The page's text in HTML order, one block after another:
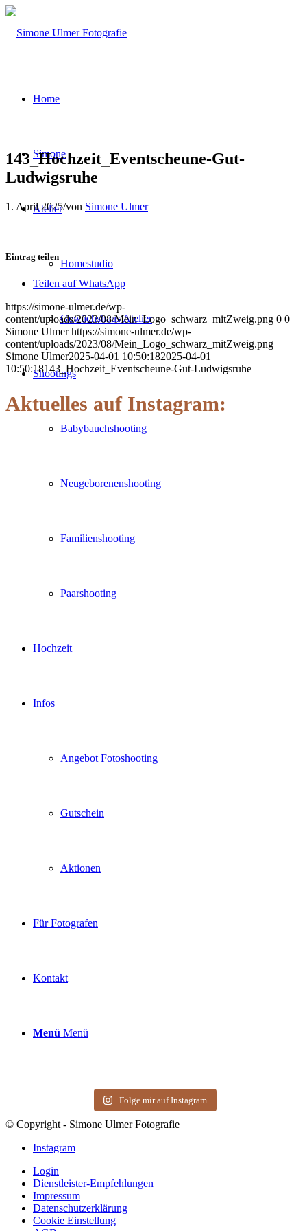
Home
Simone
Atelier
Homestudio
Gewächshaus Atelier
Shootings
Babybauchshooting
Neugeborenenshooting
Familienshooting
Paarshooting
Hochzeit
Infos
Angebot Fotoshooting
Gutschein
Aktionen
Für Fotografen
Kontakt
Menü Menü
143_Hochzeit_Eventscheune-Gut-
Ludwigsruhe
1. April 2025/von Simone Ulmer
Eintrag teilen
Teilen auf WhatsApp
https://simone-ulmer.de/wp-
content/uploads/2023/08/Mein_Logo_schwarz_mitZweig.png 0 0
Simone Ulmer https://simone-ulmer.de/wp-
content/uploads/2023/08/Mein_Logo_schwarz_mitZweig.png
Simone Ulmer2025-04-01 10:50:182025-04-01
10:50:18143_Hochzeit_Eventscheune-Gut-Ludwigsruhe
Aktuelles auf Instagram:
Folge mir auf Instagram
© Copyright - Simone Ulmer Fotografie
Instagram
Login
Dienstleister-Empfehlungen
Impressum
Datenschutzerklärung
Cookie Einstellung